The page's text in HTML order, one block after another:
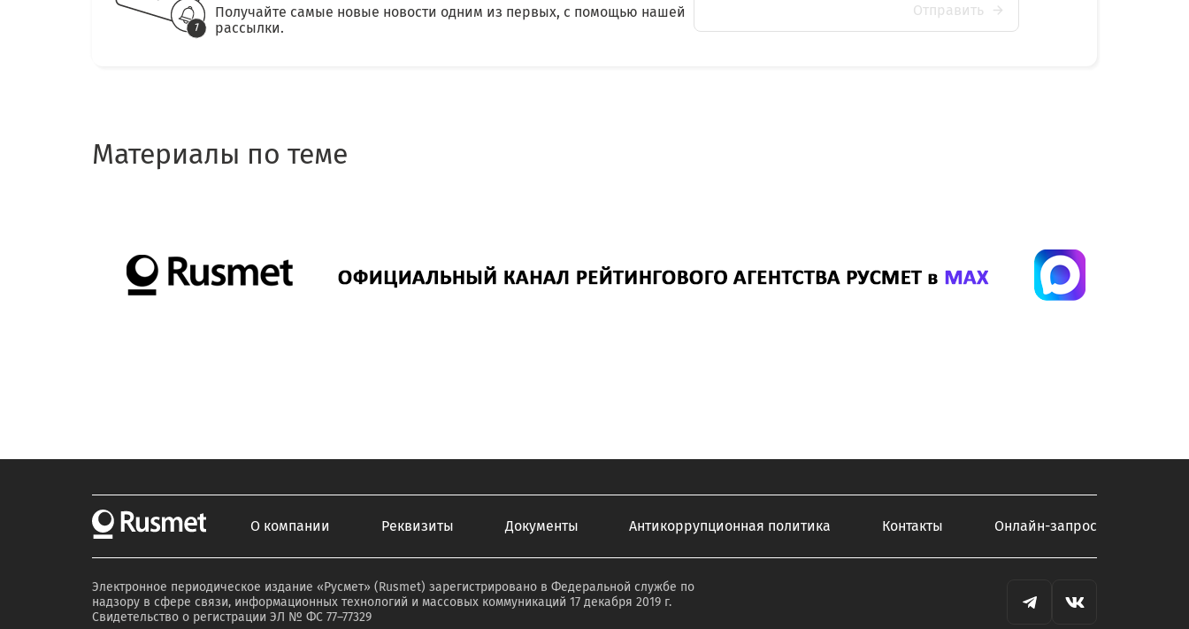
Получайте самые новые новости одним из первых, с помощью нашей
рассылки.
Отправить
Материалы по теме
О компании Реквизиты Документы Антикоррупционная политика Контакты Онлайн-запрос
Электронное периодическое издание «Русмет» (Rusmet) зарегистрировано в Федеральной службе по
надзору в сфере связи, информационных технологий и массовых коммуникаций 17 декабря 2019 г.
Свидетельство о регистрации ЭЛ № ФС 77–77329